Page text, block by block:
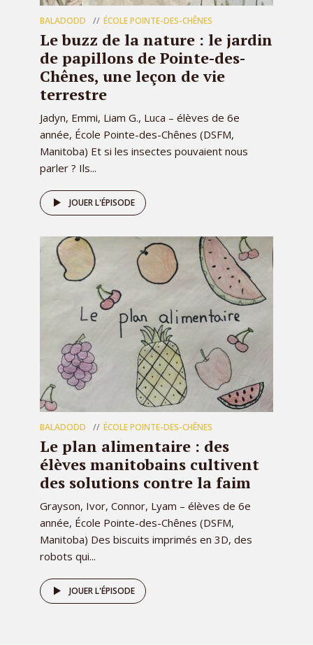
BALADODD ÉCOLE POINTE-DES-CHÊNES
Le buzz de la nature : le jardin
de papillons de Pointe-des-
Chênes, une leçon de vie
terrestre
Jadyn, Emmi, Liam G., Luca – élèves de 6e
année, École Pointe-des-Chênes (DSFM,
Manitoba) Et si les insectes pouvaient nous
parler ? Ils...
JOUER L'ÉPISODE
BALADODD ÉCOLE POINTE-DES-CHÊNES
Le plan alimentaire : des
élèves manitobains cultivent
des solutions contre la faim
Grayson, Ivor, Connor, Lyam – élèves de 6e
année, École Pointe-des-Chênes (DSFM,
Manitoba) Des biscuits imprimés en 3D, des
robots qui...
JOUER L'ÉPISODE